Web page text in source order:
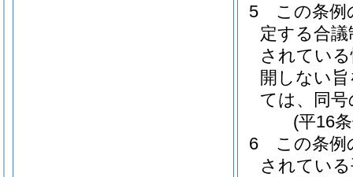
5
この条例
定する合
されてい
開しない
ては、同
(平16
6
この条例
されてい